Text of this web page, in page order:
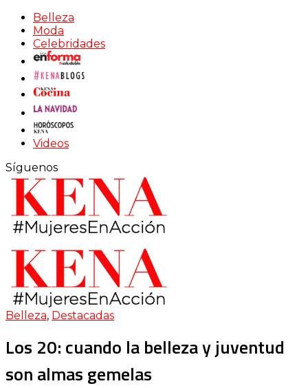
Belleza
Moda
Celebridades
Videos
Síguenos
Belleza, Destacadas
Los 20: cuando la belleza y juventud
son almas gemelas